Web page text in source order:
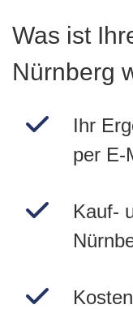
Was ist
Nürnberg
Ihr
per E-
Kauf-